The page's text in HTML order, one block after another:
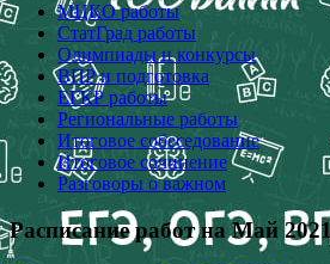
МЦКО работы
СтатГрад работы
Олимпиады и конкурсы
ВПР и подготовка
ЕГКР работы
Региональные работы
Итоговое собеседование
Итоговое сочинение
Разговоры о важном
Расписание работ на Май 2021